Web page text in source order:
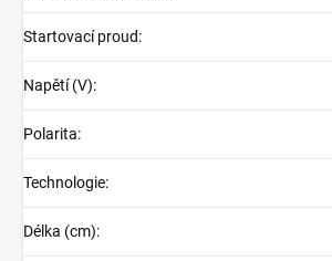
Startovací proud:
Napětí (V):
Polarita:
Technologie:
Délka (cm):